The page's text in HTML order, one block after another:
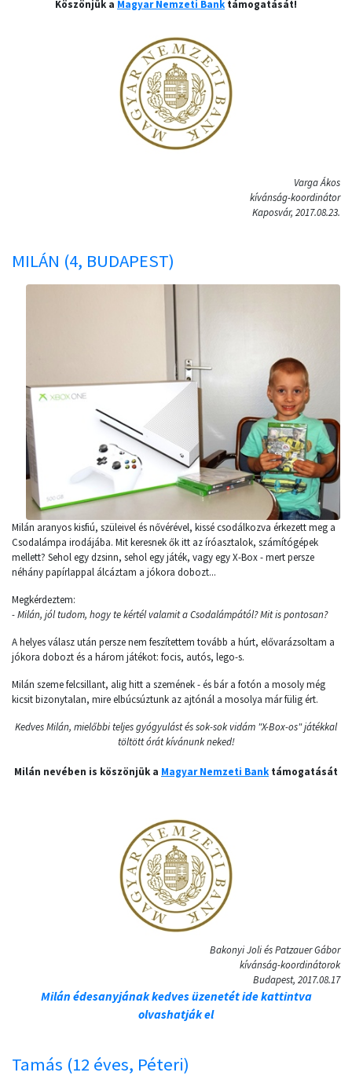
Köszönjük a Magyar Nemzeti Bank támogatását!
Varga Ákos
kívánság-koordinátor
Kaposvár, 2017.08.23.
MILÁN (4, BUDAPEST)
Milán aranyos kisfiú, szüleivel és nővérével, kissé csodálkozva érkezett meg a
Csodalámpa irodájába. Mit keresnek ők itt az íróasztalok, számítógépek
mellett? Sehol egy dzsinn, sehol egy játék, vagy egy X-Box - mert persze
néhány papírlappal álcáztam a jókora dobozt...
Megkérdeztem:
- Milán, jól tudom, hogy te kértél valamit a Csodalámpától? Mit is pontosan?
A helyes válasz után persze nem feszítettem tovább a húrt, elővarázsoltam a
jókora dobozt és a három játékot: focis, autós, lego-s.
Milán szeme felcsillant, alig hitt a szemének - és bár a fotón a mosoly még
kicsit bizonytalan, mire elbúcsúztunk az ajtónál a mosolya már fülig ért.
Kedves Milán, mielőbbi teljes gyógyulást és sok-sok vidám "X-Box-os" játékkal
töltött órát kívánunk neked!
Milán nevében is köszönjük a Magyar Nemzeti Bank támogatását
Bakonyi Joli és Patzauer Gábor
kívánság-koordinátorok
Budapest, 2017.08.17
Milán édesanyjának kedves üzenetét ide kattintva
olvashatják el
Tamás (12 éves, Péteri)